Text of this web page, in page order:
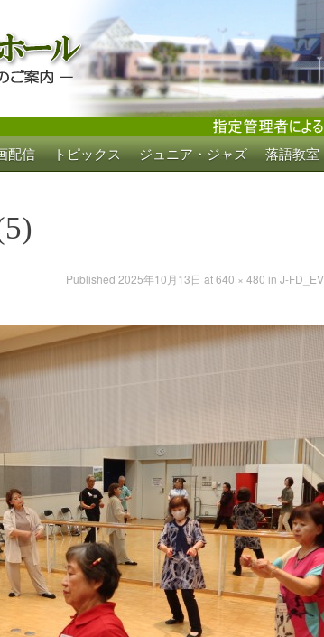
ール
配信 トピックス ジュニア・ジャズ 落語教室
Published 2025年10月13日 at640 × 480 in J-